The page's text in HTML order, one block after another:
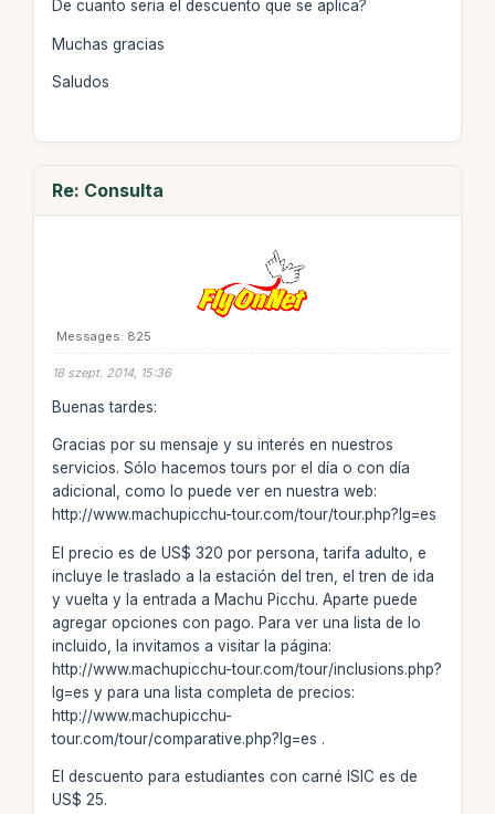
De cuanto seria el descuento que se aplica?
Muchas gracias
Saludos
Re: Consulta
Messages: 825
18 szept. 2014, 15:36
Buenas tardes:
Gracias por su mensaje y su interés en nuestros
servicios. Sólo hacemos tours por el día o con día
adicional, como lo puede ver en nuestra web:
http://www.machupicchu-tour.com/tour/tour.php?lg=es
El precio es de US$ 320 por persona, tarifa adulto, e
incluye le traslado a la estación del tren, el tren de ida
y vuelta y la entrada a Machu Picchu. Aparte puede
agregar opciones con pago. Para ver una lista de lo
incluido, la invitamos a visitar la página:
http://www.machupicchu-tour.com/tour/inclusions.php?
lg=es y para una lista completa de precios:
http://www.machupicchu-
tour.com/tour/comparative.php?lg=es .
El descuento para estudiantes con carné ISIC es de
US$ 25.